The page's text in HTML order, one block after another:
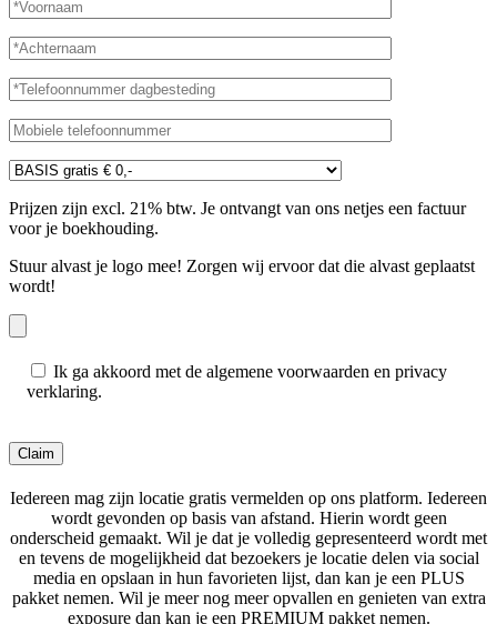
Prijzen zijn excl. 21% btw. Je ontvangt van ons netjes een factuur
voor je boekhouding.
Stuur alvast je logo mee! Zorgen wij ervoor dat die alvast geplaatst
wordt!
Ik ga akkoord met de algemene voorwaarden en privacy
verklaring.
Iedereen mag zijn locatie gratis vermelden op ons platform. Iedereen
wordt gevonden op basis van afstand. Hierin wordt geen
onderscheid gemaakt. Wil je dat je volledig gepresenteerd wordt met
en tevens de mogelijkheid dat bezoekers je locatie delen via social
media en opslaan in hun favorieten lijst, dan kan je een PLUS
pakket nemen. Wil je meer nog meer opvallen en genieten van extra
exposure dan kan je een PREMIUM pakket nemen.